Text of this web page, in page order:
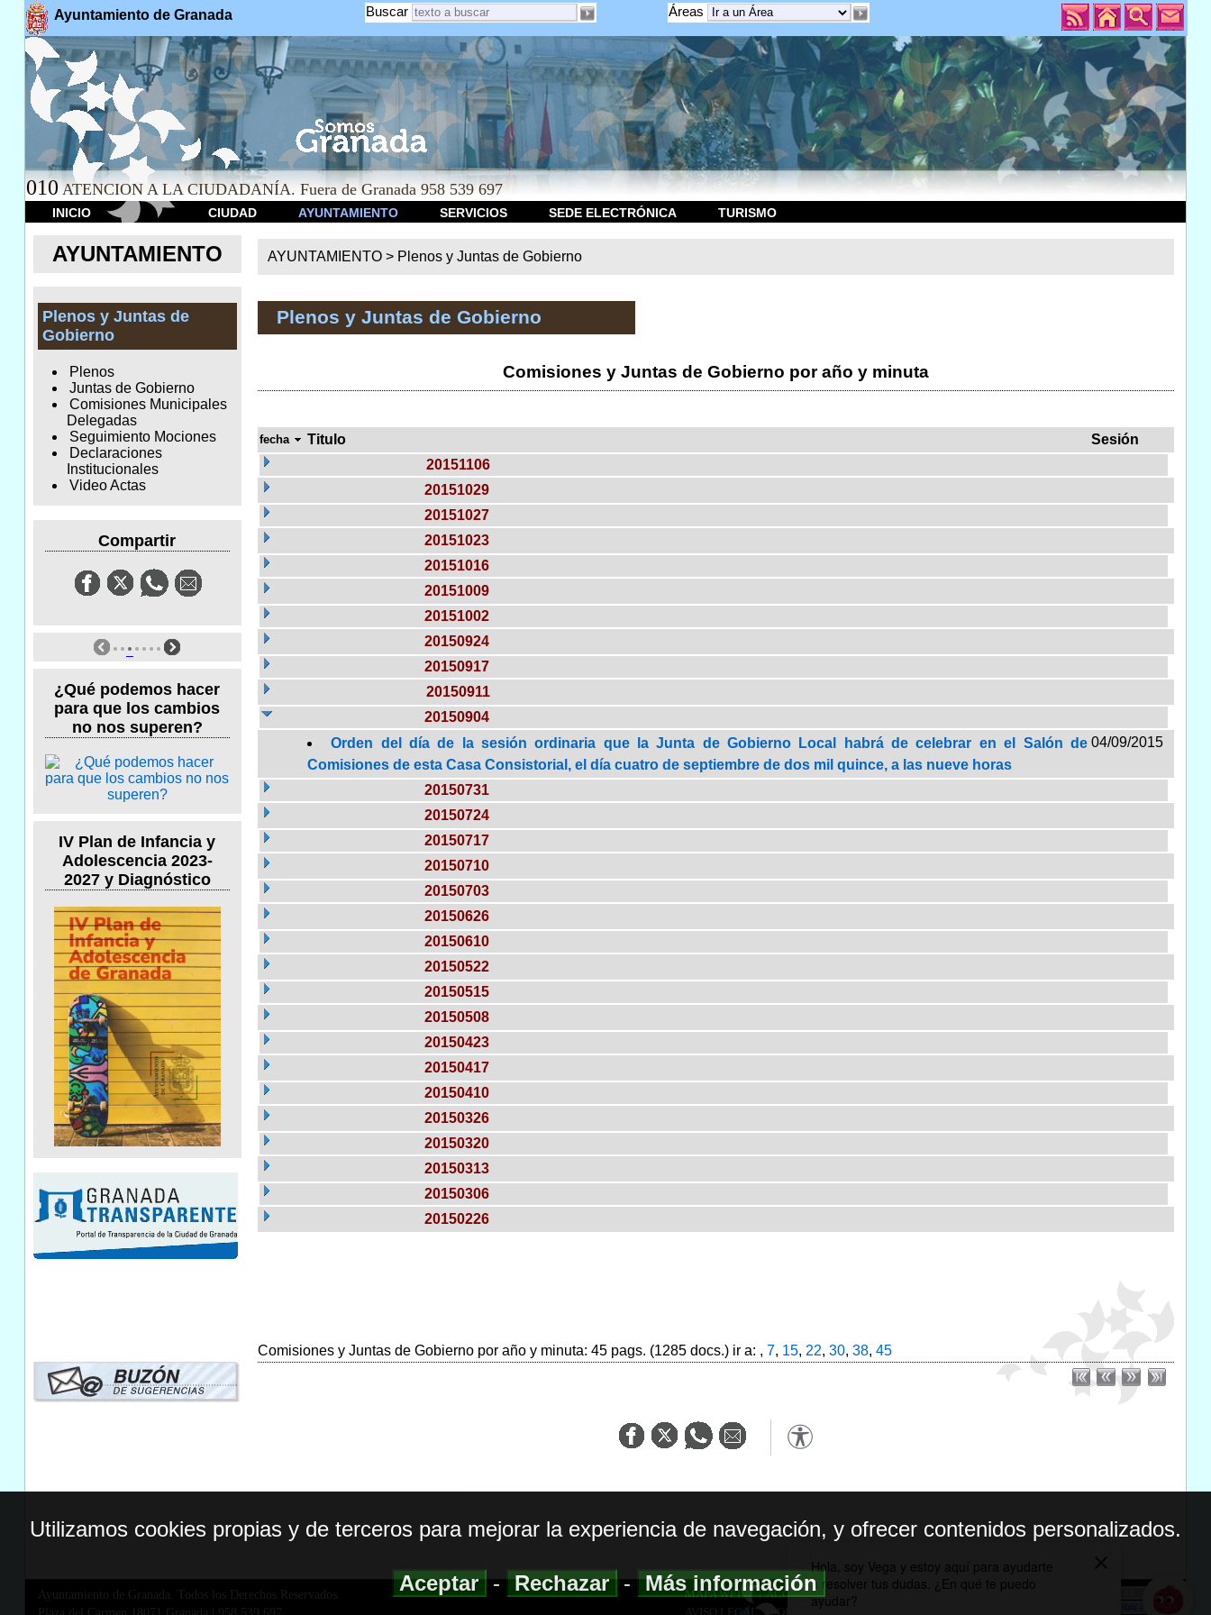
Ayuntamiento de Granada Áreas
Buscar
010 ATENCION A LA CIUDADANÍA. Fuera de Granada 958 539 697
INICIO CIUDAD AYUNTAMIENTO SERVICIOS SEDE ELECTRÓNICA TURISMO
AYUNTAMIENTO
Plenos y Juntas de
Gobierno
Plenos
Juntas de Gobierno
Comisiones Municipales
Delegadas
Seguimiento Mociones
Declaraciones
Institucionales
Video Actas
Compartir
¿Qué podemos hacer
para que los cambios
no nos superen?
IV Plan de Infancia y
Adolescencia 2023-
2027 y Diagnóstico
AYUNTAMIENTO > Plenos y Juntas de Gobierno
Plenos y Juntas de Gobierno
Comisiones y Juntas de Gobierno por año y minuta
fecha Titulo
Sesión
20151106
20151029
20151027
20151023
20151016
20151009
20151002
20150924
20150917
20150911
20150904
Orden del día de la sesión ordinaria que la Junta de Gobierno Local habrá de celebrar en el Salón de
Comisiones de esta Casa Consistorial, el día cuatro de septiembre de dos mil quince, a las nueve horas
04/09/2015
20150731
20150724
20150717
20150710
20150703
20150626
20150610
20150522
20150515
20150508
20150423
20150417
20150410
20150326
20150320
20150313
20150306
20150226
Comisiones y Juntas de Gobierno por año y minuta: 45 pags. (1285 docs.) ir a: , 7, 15, 22, 30, 38, 45
Ayuntamiento de Granada. Todos los Derechos Reservados.
MAPA WEB|ACCESIBILIDAD
AVISO LEGAL| POLITICA DE PRIVACIDAD
Utilizamos cookies propias y de terceros para mejorar la experiencia de navegación, y ofrecer contenidos personalizados.
Aceptar-Rechazar-Más información